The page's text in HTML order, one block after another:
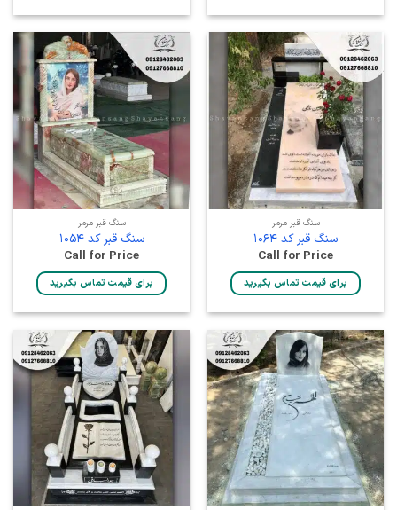
سنگ قبر مرمر
سنگ قبر کد 1064
Call for Price
برای قیمت تماس بگیرید
سنگ قبر مرمر
سنگ قبر کد 1054
Call for Price
برای قیمت تماس بگیرید